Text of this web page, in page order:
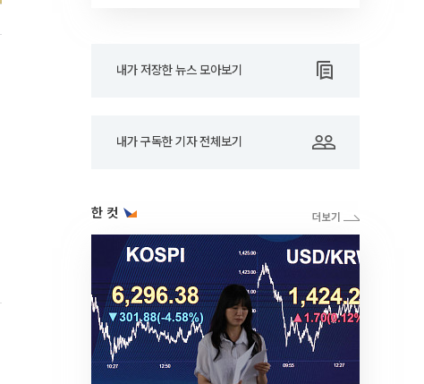
내가 저장한 뉴스 모아보기
내가 구독한 기자 전체보기
한 컷